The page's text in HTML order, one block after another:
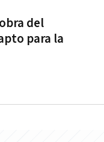
del
para la